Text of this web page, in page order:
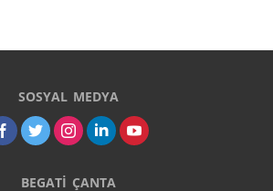
SOSYAL MEDYA
BEGATİ ÇANTA